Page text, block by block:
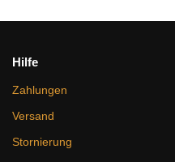
Hilfe
Zahlungen
Versand
Stornierung